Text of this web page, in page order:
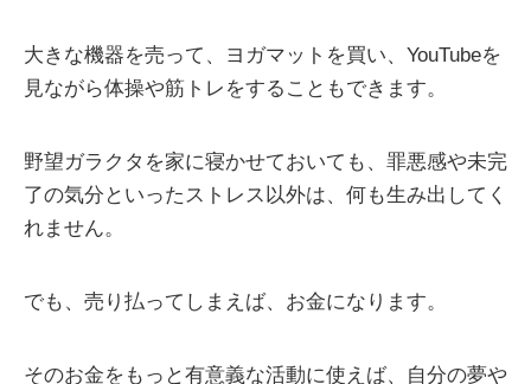
大きな機器を売って、ヨガマットを買い、YouTubeを
見ながら体操や筋トレをすることもできます。
野望ガラクタを家に寝かせておいても、罪悪感や未完
了の気分といったストレス以外は、何も生み出してく
れません。
でも、売り払ってしまえば、お金になります。
そのお金をもっと有意義な活動に使えば、自分の夢や